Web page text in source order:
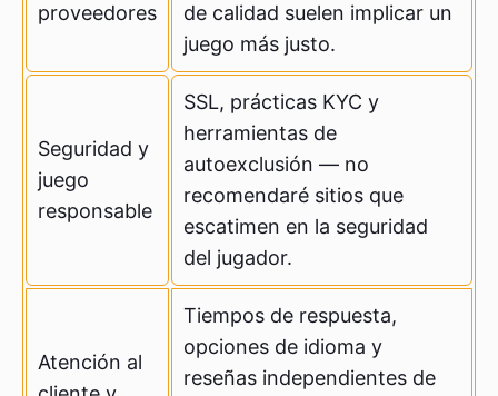
proveedores
de calidad suelen implicar un
juego más justo.
Seguridad y
juego
responsable
SSL, prácticas KYC y
herramientas de
autoexclusión — no
recomendaré sitios que
escatimen en la seguridad
del jugador.
Atención al
Tiempos de respuesta,
opciones de idioma y
reseñas independientes de